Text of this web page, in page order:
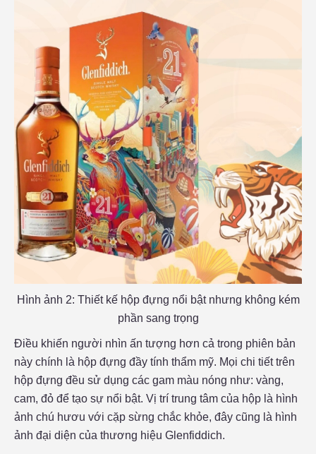
Hình ảnh 2: Thiết kế hộp đựng nổi bật nhưng không kém
phần sang trọng
Điều khiến người nhìn ấn tượng hơn cả trong phiên bản
này chính là hộp đựng đầy tính thẩm mỹ. Mọi chi tiết trên
hộp đựng đều sử dụng các gam màu nóng như: vàng,
cam, đỏ để tạo sự nổi bật. Vị trí trung tâm của hộp là hình
ảnh chú hươu với cặp sừng chắc khỏe, đây cũng là hình
ảnh đại diện của thương hiệu Glenfiddich.